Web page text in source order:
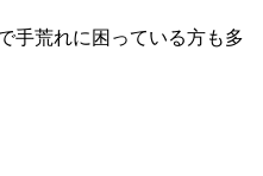
手荒れに困っている方も多